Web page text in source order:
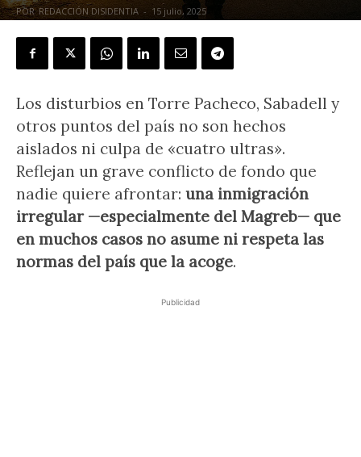
POR REDACCIÓN DISIDENTIA - 15 julio, 2025
Los disturbios en Torre Pacheco, Sabadell y
otros puntos del país no son hechos
aislados ni culpa de «cuatro ultras».
Reflejan un grave conflicto de fondo que
nadie quiere afrontar: una inmigración
irregular —especialmente del Magreb— que
en muchos casos no asume ni respeta las
normas del país que la acoge.
Publicidad